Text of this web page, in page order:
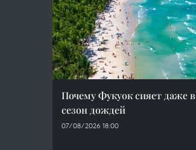
Почему Фукуок сияет даже в
сезон дождей
07/08/2026 18:00